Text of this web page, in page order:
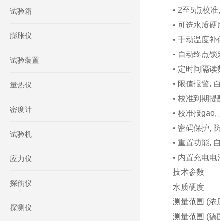
试验箱
膨胀仪
试验装置
量热仪
密度计
试验机
应力仪
探伤仪
探测仪
• 2至5点校
• 可选水质硬
• 手动温度
• 自动终点
• 定时间隔
• 限值报警,
• 校准到期
• 校准报gao,
• 密码保护,
• 重置功能,
• 内置充电
技术参数
水质硬度
测量范围 (浓
测量范围 (德